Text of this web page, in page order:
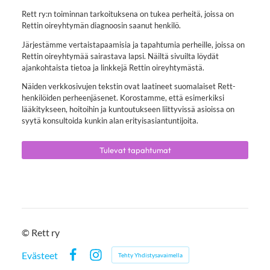
Rett ry:n toiminnan tarkoituksena on tukea perheitä, joissa on
Rettin oireyhtymän diagnoosin saanut henkilö.
Järjestämme vertaistapaamisia ja tapahtumia perheille, joissa on
Rettin oireyhtymää sairastava lapsi. Näiltä sivuilta löydät
ajankohtaista tietoa ja linkkejä Rettin oireyhtymästä.
Näiden verkkosivujen tekstin ovat laatineet suomalaiset Rett-
henkilöiden perheenjäsenet. Korostamme, että esimerkiksi
lääkitykseen, hoitoihin ja kuntoutukseen liittyvissä asioissa on
syytä konsultoida kunkin alan erityisasiantuntijoita.
Tulevat tapahtumat
© Rett ry
Evästeet
Instagram
Tehty Yhdistysavaimella